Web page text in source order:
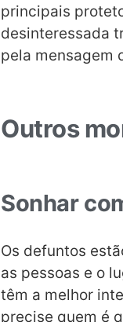
principais
desinteressada
pela mensagem
Outros
Sonhar
Os defuntos
as pessoas e o
têm a melhor
precise quem é